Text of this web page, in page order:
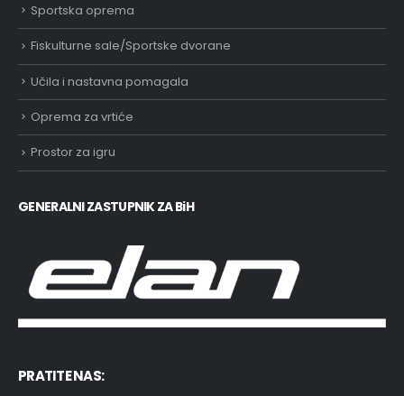
Sportska oprema
Fiskulturne sale/Sportske dvorane
Učila i nastavna pomagala
Oprema za vrtiće
Prostor za igru
GENERALNI ZASTUPNIK ZA BiH
PRATITE NAS: